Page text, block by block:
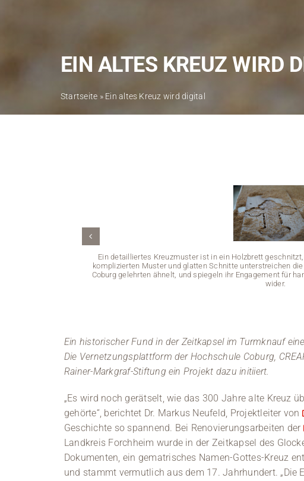
EIN ALTES KREUZ WIRD
Startseite » Ein altes Kreuz wird digital
Ein detailliertes Kreuzmuster ist in ein Holzbrett
komplizierten Muster und glatten Schnitte unterstreichen
Coburg gelehrten ähnelt, und spiegeln ihr Engagement für
wider.
Ein historischer Fund in der Zeitkapsel im Turmknauf
Die Vernetzungsplattform der Hochschule Coburg,
Rainer-Markgraf-Stiftung ein Projekt dazu initiiert.
„Es wird noch gerätselt, wie das 300 Jahre alte Kreuz
gehörte“, berichtet Dr. Markus Neufeld, Projektleiter von
Geschichte so spannend. Bei Renovierungsarbeiten der
Landkreis Forchheim wurde in der Zeitkapsel des
Dokumenten, ein gematrisches Namen-Gottes-Kreuz
und stammt vermutlich aus dem 17. Jahrhundert. „Die